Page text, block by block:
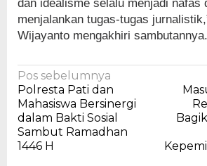
dan idealisme selalu menjadi nafas
menjalankan tugas-tugas
Wijayanto mengakhiri
Navigasi
pos
Pos sebelumnya
Polresta Pati dan
Mahasiswa Bersinergi
dalam Bakti Sosial
Sambut Ramadhan
1446 H